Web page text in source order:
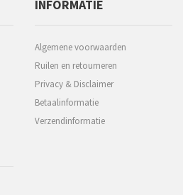
INFORMATIE
Algemene voorwaarden
Ruilen en retourneren
Privacy & Disclaimer
Betaalinformatie
Verzendinformatie